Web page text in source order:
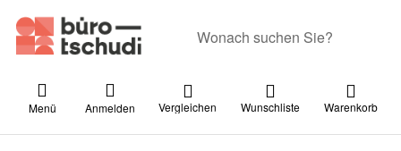
Menü Anmelden Vergleichen Wunschliste Warenkorb